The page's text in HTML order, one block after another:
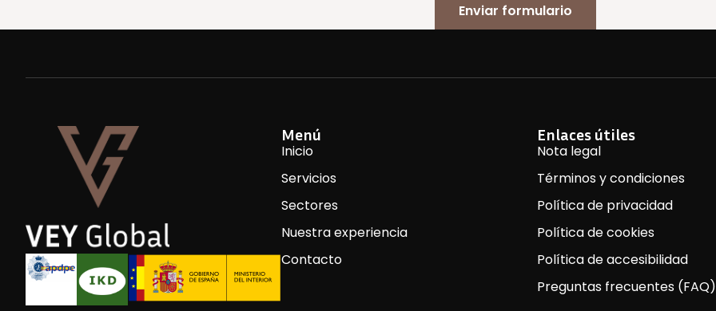
Enviar formulario
Menú
Inicio
Servicios
Sectores
Nuestra experiencia
Contacto
Enlaces útiles
Nota legal
Términos y condiciones
Política de privacidad
Política de cookies
Política de accesibilidad
Preguntas frecuentes (FAQ)